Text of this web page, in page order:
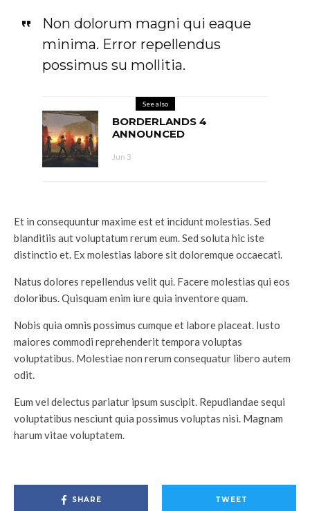
Non dolorum magni qui eaque
minima. Error repellendus
possimus su mollitia.
See also
BORDERLANDS 4
ANNOUNCED
Jun 3
Et in consequuntur maxime est et incidunt molestias. Sed
blanditiis aut voluptatum rerum eum. Sed soluta hic iste
distinctio et. Ex molestias labore sit doloremque occaecati.
Natus dolores repellendus velit qui. Facere molestias qui eos
doloribus. Quisquam enim iure quia inventore quam.
Nobis quia omnis possimus cumque et labore placeat. Iusto
maiores commodi reprehenderit tempora voluptas
voluptatibus. Molestiae non rerum consequatur libero autem
odit.
Eum vel delectus pariatur ipsum suscipit. Repudiandae sequi
voluptatibus nesciunt quia possimus voluptas nisi. Magnam
harum vitae voluptatem.
SHARE TWEET